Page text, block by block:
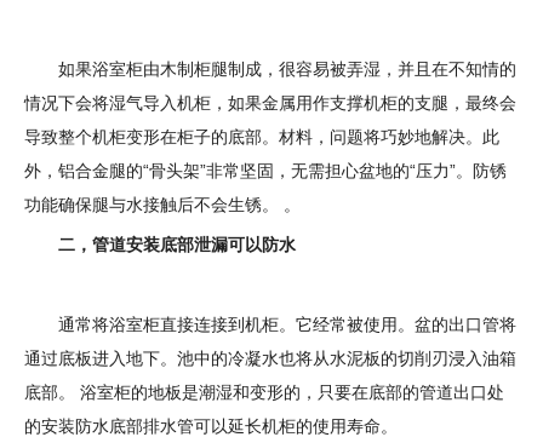
如果浴室柜由木制柜腿制成，很容易被弄湿，并且在不知情的
情况下会将湿气导入机柜，如果金属用作支撑机柜的支腿，最终会
导致整个机柜变形在柜子的底部。材料，问题将巧妙地解决。此
外，铝合金腿的“骨头架”非常坚固，无需担心盆地的“压力”。防锈
功能确保腿与水接触后不会生锈。 。
二，管道安装底部泄漏可以防水
通常将浴室柜直接连接到机柜。它经常被使用。盆的出口管将
通过底板进入地下。池中的冷凝水也将从水泥板的切削刃浸入油箱
底部。 浴室柜的地板是潮湿和变形的，只要在底部的管道出口处
的安装防水底部排水管可以延长机柜的使用寿命。